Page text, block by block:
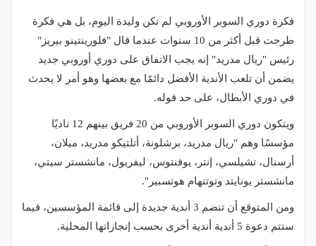
فكرة دوري السوبر الأوروبي لم تكن وليدة اليوم، بل هي فكرة
طرحت قبل أكثر من 10 سنوات عندما قال "فلورينتينو بيريز"
رئيس "ريال مدريد" إنه يجب الاتفاق على دوري أوروبي جديد
يضمن أن تلعب الأندية الأفضل دائمًا مع بعضها وهو أمر لا يحدث
في دوري الأبطال، على حد قوله.
ويتكون دوري السوبر الأوروبي من 20 فريق بينهم 12 ناديًا
مؤسسًا وهم "ريال مدريد، برشلونة، أتلتيكو مدريد، ميلان،
أرسنال، تشيلسي، إنتر، يوفنتوس، ليفربول، مانشستر سيتي،
مانشستر يونايتد وتوتنهام هوتسبير".
ومن المتوقع أن تنضم 3 أندية جديدة إلى قائمة المؤسسين، فيما
ستتم دعوة 5 أندية أندية أخرى بحسب إنجازاتها المحلية.